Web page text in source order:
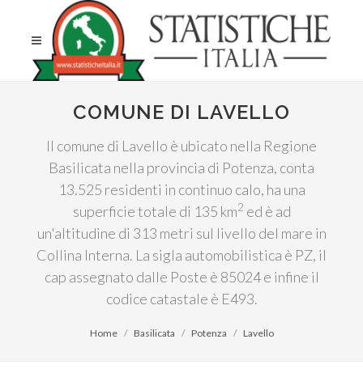
COMUNE DI LAVELLO
Il comune di Lavello è ubicato nella Regione
Basilicata nella provincia di Potenza, conta
13.525 residenti in continuo calo, ha una
superficie totale di 135 km2 ed è ad
un'altitudine di 313 metri sul livello del mare in
Collina Interna. La sigla automobilistica è PZ, il
cap assegnato dalle Poste è 85024 e infine il
codice catastale è E493.
Home Basilicata Potenza Lavello